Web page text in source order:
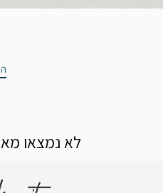
לא נמצאו